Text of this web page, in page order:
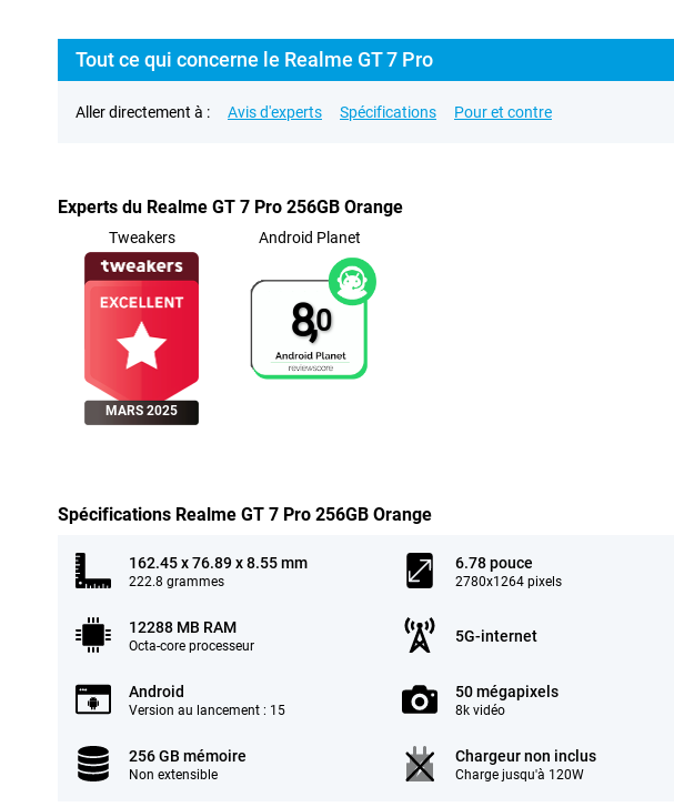
Tout ce qui concerne le Realme GT 7 Pro
Aller directement à : Avis d'experts Spécifications Pour et contre
Experts du Realme GT 7 Pro 256GB Orange
Tweakers
MARS 2025
Android Planet
8,0
Spécifications Realme GT 7 Pro 256GB Orange
162.45 x 76.89 x 8.55 mm
222.8 grammes
6.78 pouce
2780x1264 pixels
12288 MB RAM
Octa-core processeur
5G-internet
Android
Version au lancement : 15
50 mégapixels
8k vidéo
256 GB mémoire
Non extensible
Chargeur non inclus
Charge jusqu'à 120W